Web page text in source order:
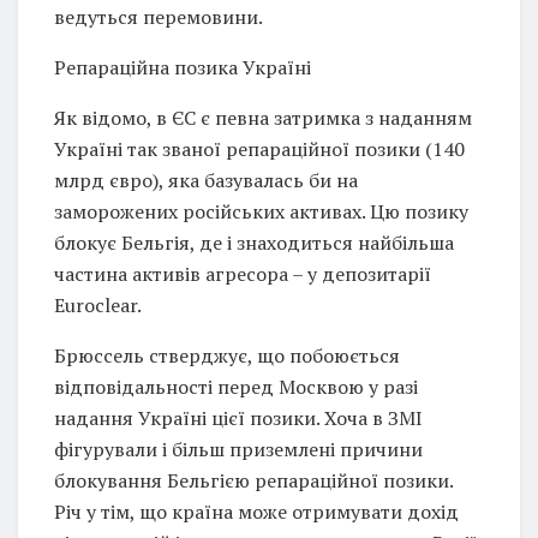
ведуться перемовини.
Репараційна позика Україні
Як відомо, в ЄС є певна затримка з наданням
Україні так званої репараційної позики (140
млрд євро), яка базувалась би на
заморожених російських активах. Цю позику
блокує Бельгія, де і знаходиться найбільша
частина активів агресора – у депозитарії
Euroclear.
Брюссель стверджує, що побоюється
відповідальності перед Москвою у разі
надання Україні цієї позики. Хоча в ЗМІ
фігурували і більш приземлені причини
блокування Бельгією репараційної позики.
Річ у тім, що країна може отримувати дохід